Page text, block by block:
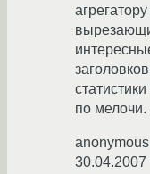
по мелочи.
anonymous
30.04.2007